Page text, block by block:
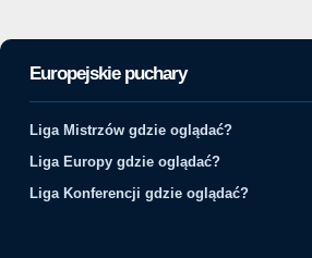
Europejskie puchary
Liga Mistrzów gdzie oglądać?
Liga Europy gdzie oglądać?
Liga Konferencji gdzie oglądać?